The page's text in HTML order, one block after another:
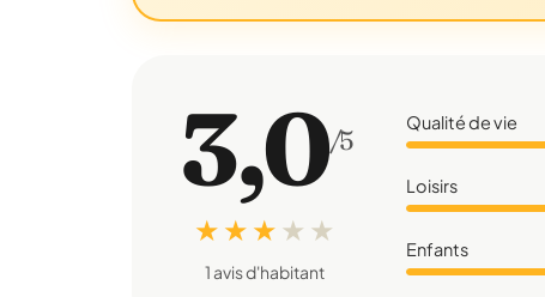
3,0/5
★ ★ ★ ★ ★
1 avis d'habitant
Qualité de vie
Loisirs
Enfants